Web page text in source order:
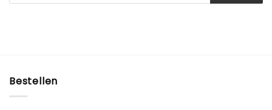
Bestellen